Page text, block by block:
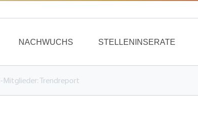
NACHWUCHS STELLENINSERATE
Mitglieder: Trendreport